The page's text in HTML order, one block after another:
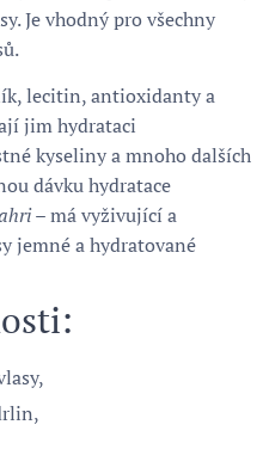
Je vhodný pro všechny
lecitin, antioxidanty a
jim hydrataci
kyseliny a mnoho dalších
dávku hydratace
– má vyživující a
jemné a hydratované